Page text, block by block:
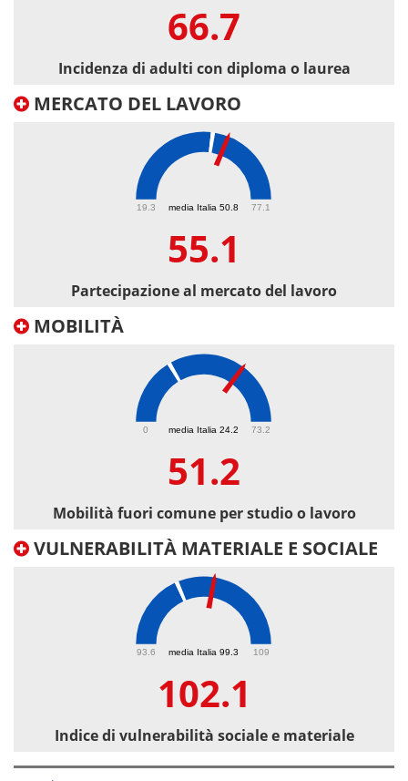
66.7
Incidenza di adulti con diploma o laurea
MERCATO DEL LAVORO
media Italia 50.8
19.3 77.1
55.1
Partecipazione al mercato del lavoro
MOBILITÀ
media Italia 24.2
0 73.2
51.2
Mobilità fuori comune per studio o lavoro
VULNERABILITÀ MATERIALE E SOCIALE
media Italia 99.3
93.6 109
102.1
Indice di vulnerabilità sociale e materiale